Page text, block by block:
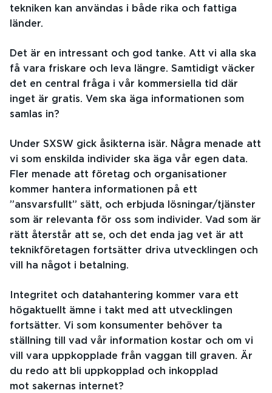
tekniken kan användas i både rika och fattiga
länder.
Det är en intressant och god tanke. Att vi alla ska
få vara friskare och leva längre. Samtidigt väcker
det en central fråga i vår kommersiella tid där
inget är gratis. Vem ska äga informationen som
samlas in?
Under SXSW gick åsikterna isär. Några menade att
vi som enskilda individer ska äga vår egen data.
Fler menade att företag och organisationer
kommer hantera informationen på ett
”ansvarsfullt” sätt, och erbjuda lösningar/tjänster
som är relevanta för oss som individer. Vad som är
rätt återstår att se, och det enda jag vet är att
teknikföretagen fortsätter driva utvecklingen och
vill ha något i betalning.
Integritet och datahantering kommer vara ett
högaktuellt ämne i takt med att utvecklingen
fortsätter. Vi som konsumenter behöver ta
ställning till vad vår information kostar och om vi
vill vara uppkopplade från vaggan till graven. Är
du redo att bli uppkopplad och inkopplad
mot sakernas internet?